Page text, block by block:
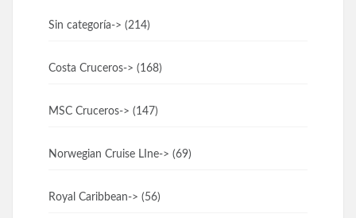
Sin categoría-> (214)
Costa Cruceros-> (168)
MSC Cruceros-> (147)
Norwegian Cruise LIne-> (69)
Royal Caribbean-> (56)